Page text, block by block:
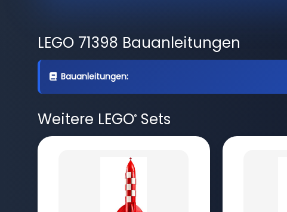
LEGO 71398 Bauanleitungen
Bauanleitungen:
Weitere LEGO®Sets